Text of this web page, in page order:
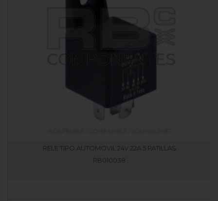
RELE TIPO AUTOMOVIL 24V 22A 5 PATILLAS
RB010038